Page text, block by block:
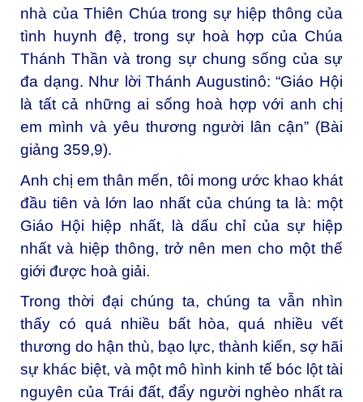
nhà của Thiên Chúa trong sự hiệp thông của
tình huynh đệ, trong sự hoà hợp của Chúa
Thánh Thần và trong sự chung sống của sự
đa dạng. Như lời Thánh Augustinô: “Giáo Hội
là tất cả những ai sống hoà hợp với anh chị
em mình và yêu thương người lân cận” (Bài
giảng 359,9).
Anh chị em thân mến, tôi mong ước khao khát
đầu tiên và lớn lao nhất của chúng ta là: một
Giáo Hội hiệp nhất, là dấu chỉ của sự hiệp
nhất và hiệp thông, trở nên men cho một thế
giới được hoà giải.
Trong thời đại chúng ta, chúng ta vẫn nhìn
thấy có quá nhiều bất hòa, quá nhiều vết
thương do hận thù, bạo lực, thành kiến, sợ hãi
sự khác biệt, và một mô hình kinh tế bóc lột tài
nguyên của Trái đất, đẩy người nghèo nhất ra